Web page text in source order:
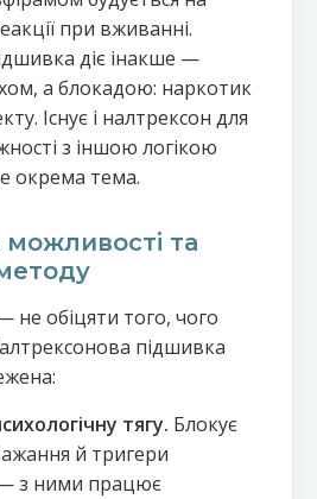
при вживанні.
діє інакше —
а блокадою: наркотик
Існує і налтрексон для
з іншою логікою
окрема тема.
та
не обіцяти того, чого
підшивка
тягу. Блокує
й тригери
з ними працює